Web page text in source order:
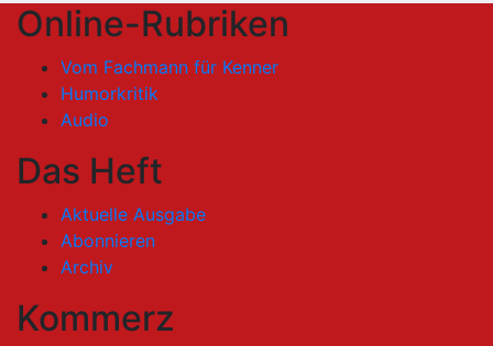
Online-Rubriken
Vom Fachmann für Kenner
Humorkritik
Audio
Das Heft
Aktuelle Ausgabe
Abonnieren
Archiv
Kommerz